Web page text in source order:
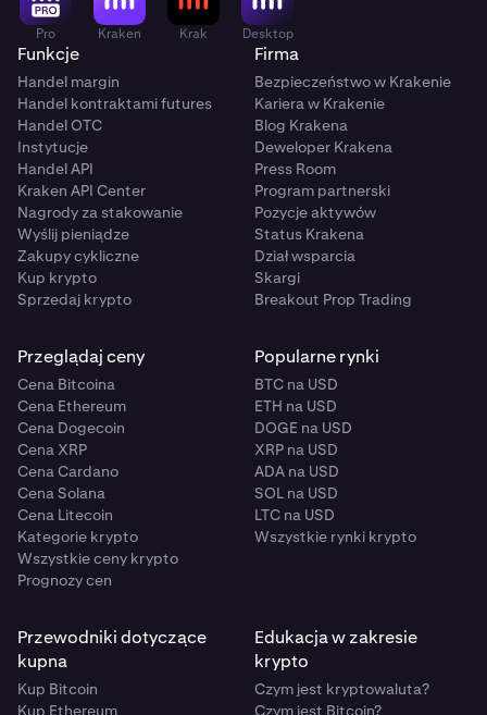
Pro Kraken Krak Desktop
Funkcje
Handel margin
Handel kontraktami futures
Handel OTC
Instytucje
Handel API
Kraken API Center
Nagrody za stakowanie
Wyślij pieniądze
Zakupy cykliczne
Kup krypto
Sprzedaj krypto
Firma
Bezpieczeństwo w Krakenie
Kariera w Krakenie
Blog Krakena
Deweloper Krakena
Press Room
Program partnerski
Pozycje aktywów
Status Krakena
Dział wsparcia
Skargi
Breakout Prop Trading
Przeglądaj ceny
Cena Bitcoina
Cena Ethereum
Cena Dogecoin
Cena XRP
Cena Cardano
Cena Solana
Cena Litecoin
Kategorie krypto
Wszystkie ceny krypto
Prognozy cen
Popularne rynki
BTC na USD
ETH na USD
DOGE na USD
XRP na USD
ADA na USD
SOL na USD
LTC na USD
Wszystkie rynki krypto
Przewodniki dotyczące
kupna
Kup Bitcoin
Kup Ethereum
Edukacja w zakresie
krypto
Czym jest kryptowaluta?
Czym jest Bitcoin?